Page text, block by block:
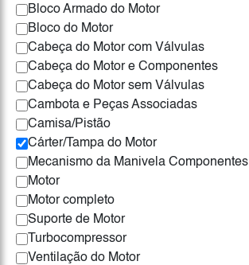
Bloco Armado do Motor
Bloco do Motor
Cabeça do Motor com Válvulas
Cabeça do Motor e Componentes
Cabeça do Motor sem Válvulas
Cambota e Peças Associadas
Camisa/Pistão
Cárter/Tampa do Motor
Mecanismo da Manivela Componentes
Motor
Motor completo
Suporte de Motor
Turbocompressor
Ventilação do Motor